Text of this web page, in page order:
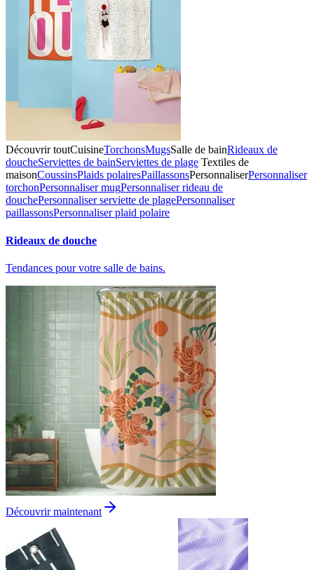
Découvrir toutCuisineTorchonsMugsSalle de bainRideaux de
doucheServiettes de bainServiettes de plage Textiles de
maisonCoussinsPlaids polairesPaillassonsPersonnaliserPersonnaliser
torchonPersonnaliser mugPersonnaliser rideau de
douchePersonnaliser serviette de plagePersonnaliser
paillassonsPersonnaliser plaid polaire
Rideaux de douche
Tendances pour votre salle de bains.
Découvrir maintenant